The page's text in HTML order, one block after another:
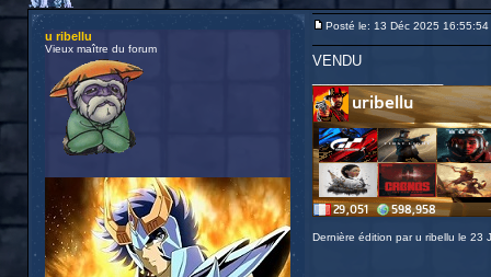
u ribellu
Vieux maître du forum
Posté le: 13 Déc 2025 16:55:54
VENDU
Dernière édition par u ribellu le 23